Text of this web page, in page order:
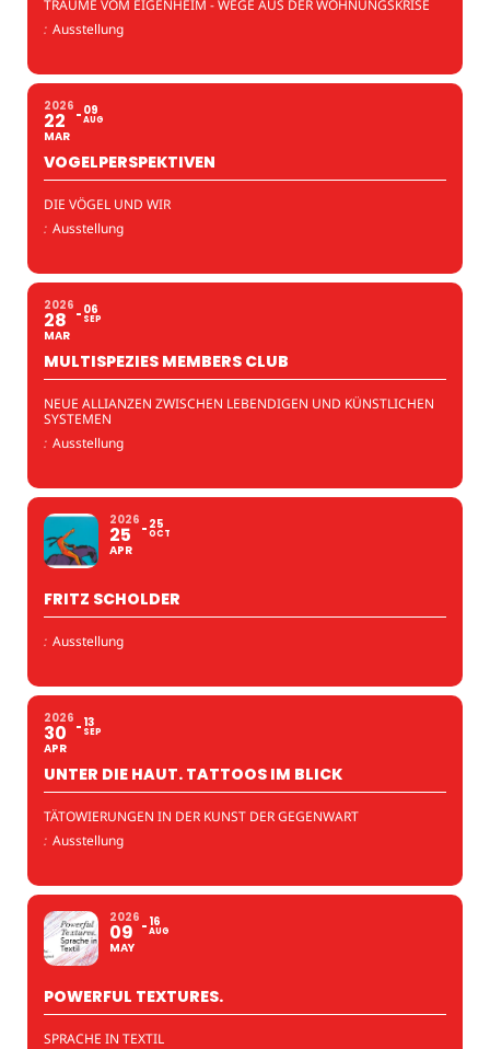
TRÄUME VOM EIGENHEIM - WEGE AUS DER WOHNUNGSKRISE
: Ausstellung
2026
22
MAR
09
AUG
VOGELPERSPEKTIVEN
DIE VÖGEL UND WIR
: Ausstellung
2026
28
MAR
06
SEP
MULTISPEZIES MEMBERS CLUB
NEUE ALLIANZEN ZWISCHEN LEBENDIGEN UND KÜNSTLICHEN
SYSTEMEN
: Ausstellung
2026
25
APR
25
OCT
FRITZ SCHOLDER
: Ausstellung
2026
30
APR
13
SEP
UNTER DIE HAUT. TATTOOS IM BLICK
TÄTOWIERUNGEN IN DER KUNST DER GEGENWART
: Ausstellung
2026
09
MAY
16
AUG
POWERFUL TEXTURES.
SPRACHE IN TEXTIL